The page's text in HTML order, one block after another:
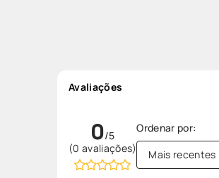
Avaliações
0
(0 avaliações) Mais recentes